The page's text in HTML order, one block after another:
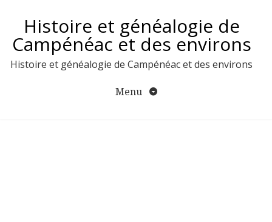
contenuHistoire et généalogie de
Campénéac et des environs
Histoire et généalogie de Campénéac et des environs
Menu